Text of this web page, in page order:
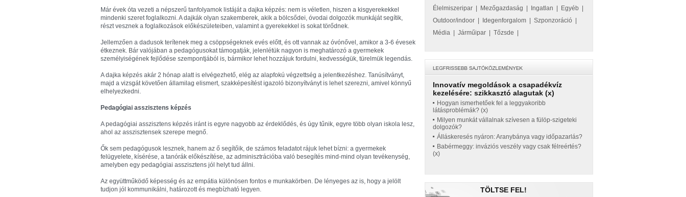
Már évek óta vezeti a népszerű tanfolyamok listáját a dajka képzés: nem is véletlen, hiszen a kisgyerekekkel
mindenki szeret foglalkozni. A dajkák olyan szakemberek, akik a bölcsődei, óvodai dolgozók munkáját segítik,
részt vesznek a foglalkozások előkészületeiben, valamint a gyerekekkel is sokat törődnek.
Jellemzően a dadusok terítenek meg a csöppségeknek evés előtt, és ott vannak az óvónővel, amikor a 3-6 évesek
étkeznek. Bár valójában a pedagógusokat támogatják, jelenlétük nagyon is meghatározó a gyermekek
személyiségének fejlődése szempontjából is, bármikor lehet hozzájuk fordulni, kedvességük, türelmük legendás.
A dajka képzés akár 2 hónap alatt is elvégezhető, elég az alapfokú végzettség a jelentkezéshez. Tanúsítványt,
majd a vizsgát követően államilag elismert, szakképesítést igazoló bizonyítványt is lehet szerezni, amivel könnyű
elhelyezkedni.
Pedagógiai asszisztens képzés
A pedagógiai asszisztens képzés iránt is egyre nagyobb az érdeklődés, és úgy tűnik, egyre több olyan iskola lesz,
ahol az asszisztensek szerepe megnő.
Ők sem pedagógusok lesznek, hanem az ő segítőik, de számos feladatot rájuk lehet bízni: a gyermekek
felügyelete, kísérése, a tanórák előkészítése, az adminisztrációba való besegítés mind-mind olyan tevékenység,
amelyben egy pedagógiai asszisztens jól helyt tud állni.
Az együttműködő képesség és az empátia különösen fontos e munkakörben. De lényeges az is, hogy a jelölt
tudjon jól kommunikálni, határozott és megbízható legyen.
Élelmiszeripar
Mezőgazdaság Ingatlan Egyéb
Outdoor/indoor
Idegenforgalom Szponzoráció
Média
Járműipar Tőzsde
Innovatív megoldások a csapadékvíz
kezelésére: szikkasztó alagutak (x)
Hogyan ismerhetőek fel a leggyakoribb
látásproblémák? (x)
Milyen munkát vállalnak szívesen a fülöp-szigeteki
dolgozók?
Álláskeresés nyáron: Aranybánya vagy időpazarlás?
Babérmeggy: inváziós veszély vagy csak félreértés?
(x)
TÖLTSE FEL!